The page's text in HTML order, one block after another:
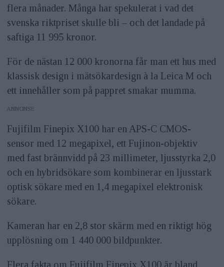
flera månader. Många har spekulerat i vad det
svenska riktpriset skulle bli – och det landade på
saftiga 11 995 kronor.
För de nästan 12 000 kronorna får man ett hus med
klassisk design i mätsökardesign à la Leica M och
ett innehåller som på pappret smakar mumma.
ANNONS
Fujifilm Finepix X100 har en APS-C CMOS-
sensor med 12 megapixel, ett Fujinon-objektiv
med fast brännvidd på 23 millimeter, ljusstyrka 2,0
och en hybridsökare som kombinerar en ljusstark
optisk sökare med en 1,4 megapixel elektronisk
sökare.
Kameran har en 2,8 stor skärm med en riktigt hög
upplösning om 1 440 000 bildpunkter.
Flera fakta om Fujifilm Finepix X100 är bland